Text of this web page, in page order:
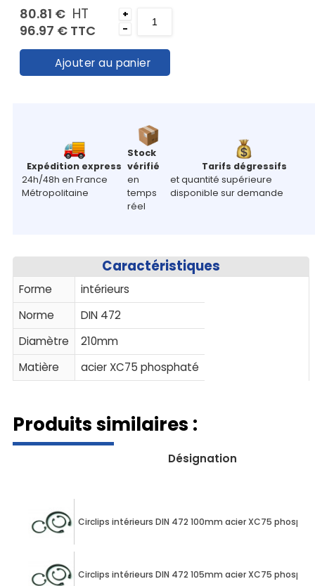
Contact
80.81 € HT
96.97 € TTC
+
-
Ajouter au panier
Expédition express
24h/48h en France
Métropolitaine
Stock
vérifié
en
temps
réel
Tarifs dégressifs
et quantité supérieure
disponible sur demande
Caractéristiques
Forme
intérieurs
Norme
DIN 472
Diamètre
210mm
Matière
acier XC75 phosphaté
Produits similaires :
Désignation
Circlips intérieurs DIN 472 100mm acier XC75
Circlips intérieurs DIN 472 105mm acier XC75